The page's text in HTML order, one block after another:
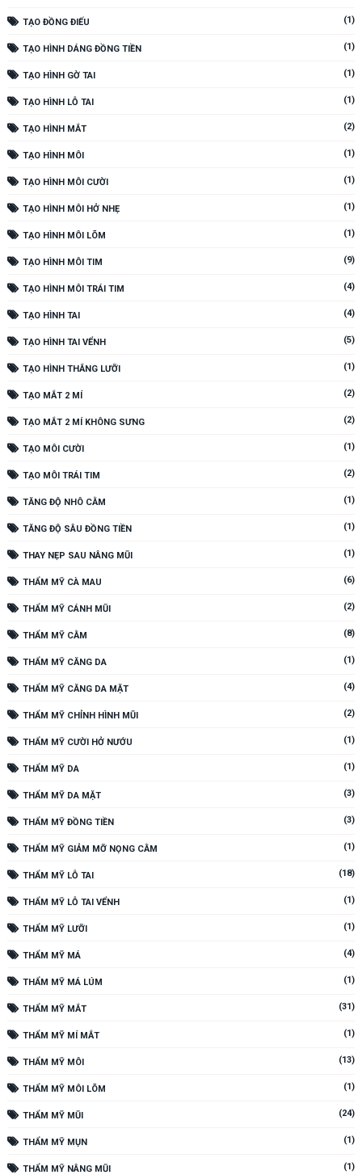
TẠO ĐỒNG ĐIẾU (1)
TẠO HÌNH DÁNG ĐỒNG TIỀN (1)
TẠO HÌNH GỜ TAI (1)
TẠO HÌNH LỖ TAI (1)
TẠO HÌNH MẮT (2)
TẠO HÌNH MÔI (1)
TẠO HÌNH MÔI CƯỜI (1)
TẠO HÌNH MÔI HỞ NHẸ (1)
TẠO HÌNH MÔI LÕM (1)
TẠO HÌNH MÔI TIM (9)
TẠO HÌNH MÔI TRÁI TIM (4)
TẠO HÌNH TAI (4)
TẠO HÌNH TAI VỂNH (5)
TẠO HÌNH THẮNG LƯỠI (1)
TẠO MẮT 2 MÍ (2)
TẠO MẮT 2 MÍ KHÔNG SƯNG (2)
TẠO MÔI CƯỜI (1)
TẠO MÔI TRÁI TIM (2)
TĂNG ĐỘ NHÔ CẰM (1)
TĂNG ĐỘ SÂU ĐỒNG TIỀN (1)
THAY NẸP SAU NÂNG MŨI (1)
THẨM MỸ CÀ MAU (6)
THẨM MỸ CÁNH MŨI (2)
THẨM MỸ CẰM (8)
THẨM MỸ CĂNG DA (1)
THẨM MỸ CĂNG DA MẶT (4)
THẨM MỸ CHỈNH HÌNH MŨI (2)
THẨM MỸ CƯỜI HỞ NƯỚU (1)
THẨM MỸ DA (1)
THẨM MỸ DA MẶT (3)
THẨM MỸ ĐỒNG TIỀN (3)
THẨM MỸ GIẢM MỠ NỌNG CẰM (1)
THẨM MỸ LỖ TAI (18)
THẨM MỸ LỖ TAI VỂNH (1)
THẨM MỸ LƯỠI (1)
THẨM MỸ MÁ (4)
THẨM MỸ MÁ LÚM (1)
THẨM MỸ MẮT (31)
THẨM MỸ MÍ MẮT (1)
THẨM MỸ MÔI (13)
THẨM MỸ MÔI LÕM (1)
THẨM MỸ MŨI (24)
THẨM MỸ MỤN (1)
THẨM MỸ NÂNG MŨI (1)